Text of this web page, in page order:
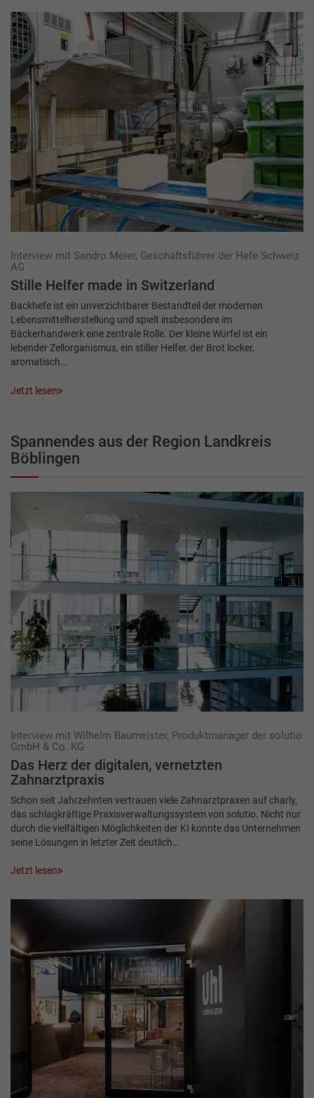
Interview mit Sandro Meier, Geschäftsführer der Hefe Schweiz
AG
Stille Helfer made in Switzerland
Backhefe ist ein unverzichtbarer Bestandteil der modernen
Lebensmittelherstellung und spielt insbesondere im
Bäckerhandwerk eine zentrale Rolle. Der kleine Würfel ist ein
lebender Zellorganismus, ein stiller Helfer, der Brot locker,
aromatisch…
Jetzt lesen
Spannendes aus der Region Landkreis
Böblingen
Interview mit Wilhelm Baumeister, Produktmanager der solutio
GmbH & Co. KG
Das Herz der digitalen,­­ ­vernetzten
Zahnarztpraxis
Schon seit Jahrzehnten vertrauen viele Zahnarztpraxen auf charly,
das schlagkräftige Praxisverwaltungssystem von solutio. Nicht nur
durch die vielfältigen Möglichkeiten der KI konnte das Unternehmen
seine Lösungen in letzter Zeit deutlich…
Jetzt lesen